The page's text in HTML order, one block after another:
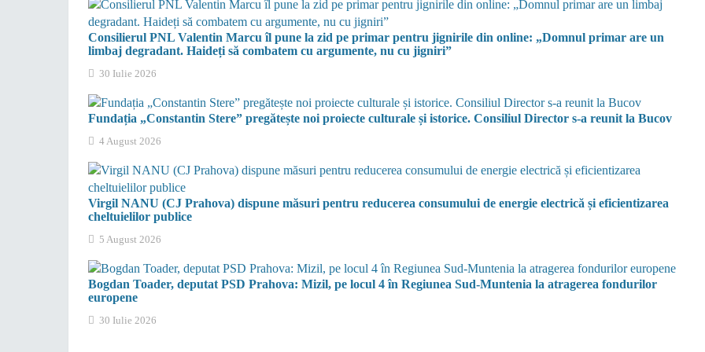
Consilierul PNL Valentin Marcu îl pune la zid pe primar pentru jignirile din online: „Domnul primar are un
limbaj degradant. Haideți să combatem cu argumente, nu cu jigniri”
30 Iulie 2026
Fundația „Constantin Stere” pregătește noi proiecte culturale și istorice. Consiliul Director s-a reunit la Bucov
4 August 2026
Virgil NANU (CJ Prahova) dispune măsuri pentru reducerea consumului de energie electrică și eficientizarea
cheltuielilor publice
5 August 2026
Bogdan Toader, deputat PSD Prahova: Mizil, pe locul 4 în Regiunea Sud-Muntenia la atragerea fondurilor
europene
30 Iulie 2026